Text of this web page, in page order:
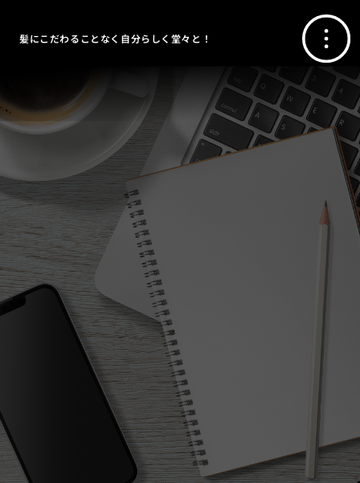
髪にこだわることなく自分らしく堂々と！